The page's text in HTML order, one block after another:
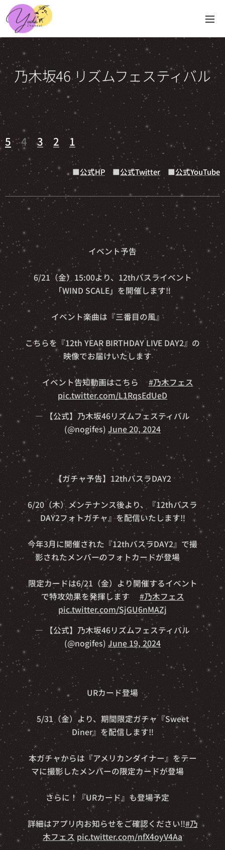
乃木坂46 リズムフェスティバル
54 3 2 1
■公式HP ■公式Twitter ■公式YouTube
🎊🌬️イベント予告🌬️🎊
6/21（金）15:00より、12thバスライベント
「WIND SCALE」を開催します‼️
イベント楽曲は『三番目の風』🎵
こちらを『12th YEAR BIRTHDAY LIVE DAY2』の
映像でお届けいたします🎥
👇イベント告知動画はこちら👇#乃木フェス
pic.twitter.com/L1RqsEdUeD
— 【公式】乃木坂46リズムフェスティバル
(@nogifes)June 20, 2024
📸【ガチャ予告】12thバスラDAY2📸
6/20（木）メンテナンス後より、『12thバスラ
DAY2フォトガチャ』を配信いたします‼️
今年3月に開催された『12thバスラDAY2』で撮
影されたメンバーのフォトカードが登場🎵
限定カードは6/21（金）より開催するイベント
で特攻効果を発揮します🔥 #乃木フェス
pic.twitter.com/SjGU6nMAZj
— 【公式】乃木坂46リズムフェスティバル
(@nogifes)June 19, 2024
🎉⭐️URカード登場⭐️🎉
5/31（金）より、期間限定ガチャ『Sweet
Diner』を配信します‼️
本ガチャからは『アメリカンダイナー』をテー
マに撮影したメンバーの限定カードが登場✨
さらに！『URカード』も登場予定🎵
詳細はアプリ内お知らせをご確認ください‼️#乃
木フェス pic.twitter.com/nfX4oyV4Aa